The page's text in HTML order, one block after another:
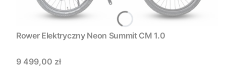
Rower Elektryczny Neon Summit CM 1.0
Cena
9 499,00 zł